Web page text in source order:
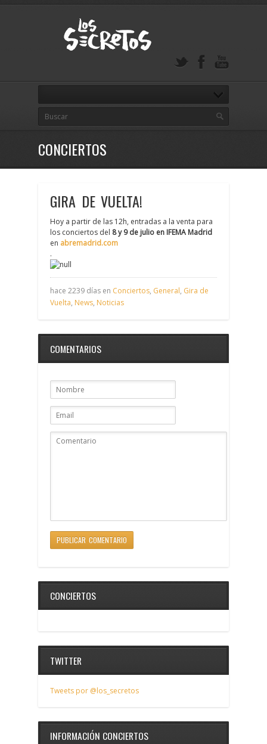
CONCIERTOS
GIRA DE VUELTA!
Hoy a partir de las 12h, entradas a la venta para
los conciertos del 8 y 9 de julio en IFEMA Madrid
en abremadrid.com
.
hace 2239 días en Conciertos, General, Gira de
Vuelta, News, Noticias
COMENTARIOS
CONCIERTOS
TWITTER
Tweets por @los_secretos
INFORMACIÓN CONCIERTOS